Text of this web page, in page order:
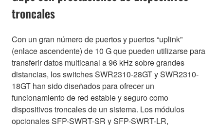
troncales
Con un gran número de puertos y puertos “uplink”
(enlace ascendente) de 10 G que pueden utilizarse para
transferir datos multicanal a 96 kHz sobre grandes
distancias, los switches SWR2310-28GT y SWR2310-
18GT han sido diseñados para ofrecer un
funcionamiento de red estable y seguro como
dispositivos troncales de un sistema. Los módulos
opcionales SFP-SWRT-SR y SFP-SWRT-LR,